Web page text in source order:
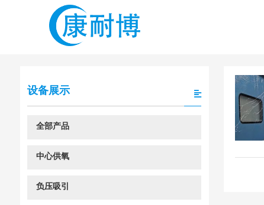
设备展示
全部产品
中心供氧
负压吸引